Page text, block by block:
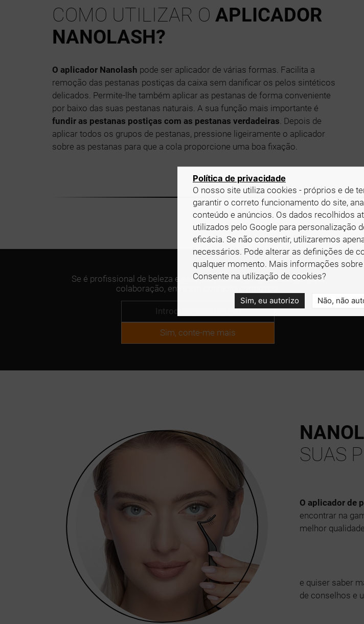
COMO UTILIZAR O APLICADOR
NANOLASH?
O aplicador Nanolash pode ser aplicador de várias formas. Facilita a
remoção das pestanas postiças da caixa sem danificar os pelos sintéticos
delicados. Permite-lhe também aplicar as pestanas de forma conveniente
por baixo das suas pestanas naturais. A sua função mais importante é
fundir as pestanas postiças com as pestanas verdadeiras. Depois de
aplicar todos os grupos de pestanas, pressione ligeiramente o aplicador
sobre as pestanas para que a cola proporcione uma boa fixação.
Se é profissional de beleza e está interessado em estabelecer uma
colaboração, entre em contacto connosco.
Sim, conte-me mais
SUAS
O aplicador de
encontrar na
melhor
e quiser saber
de conselhos e
Política de privacidade
O nosso site utiliza cookies - próprios e de
garantir o correto funcionamento do site,
conteúdo e anúncios. Os dados recolhidos
utilizados pelo Google para personalização
eficácia. Se não consentir, utilizaremos
necessários. Pode alterar as definições de
qualquer momento. Mais informações
Consente na utilização de cookies?
Sim, eu autorizo Não, não